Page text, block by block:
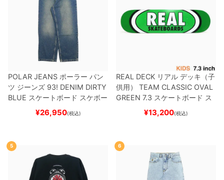
POLAR JEANS ポーラー パン
ツ ジーンズ 93! DENIM DIRTY
BLUE スケートボード スケボー
¥26,950(税込)
REAL DECK リアル デッキ（子
供用）
TEAM CLASSIC OVAL
GREEN 7.3 スケートボード ス
¥13,200(税込)
5 6